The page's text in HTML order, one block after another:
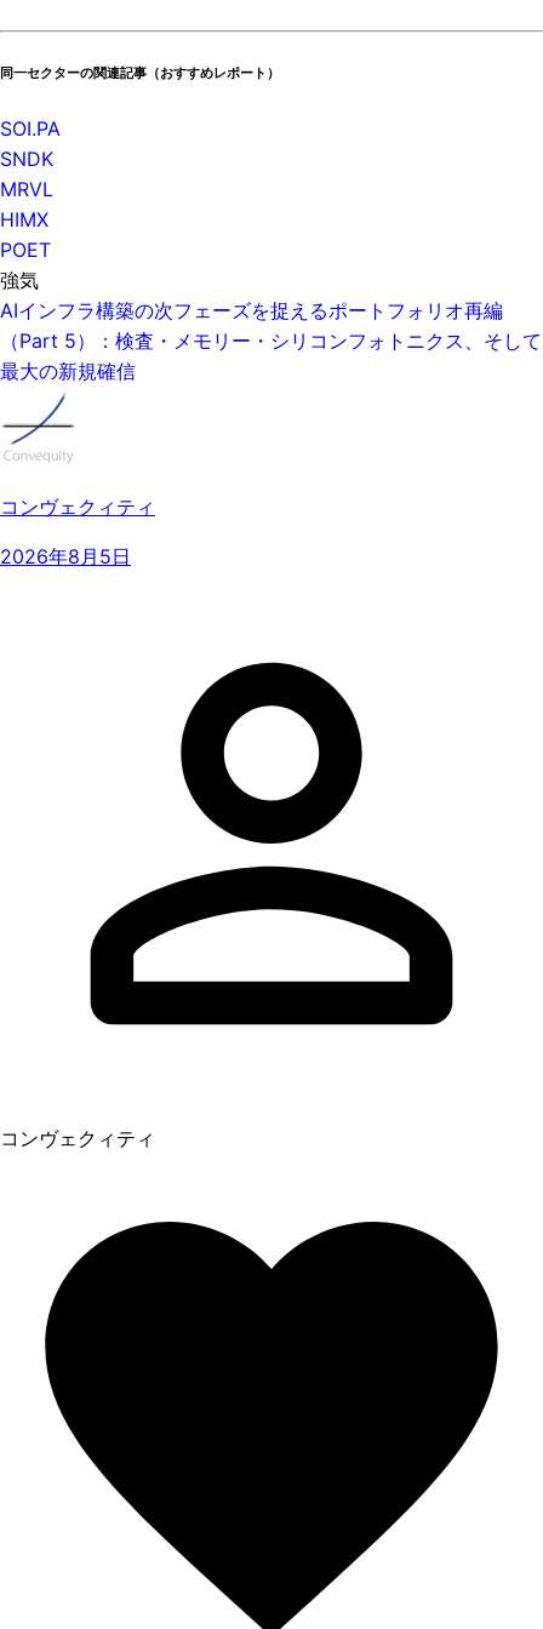
同一セクターの関連記事（おすすめレポート）
SOI.PA
SNDK
MRVL
HIMX
POET
強気
AIインフラ構築の次フェーズを捉えるポートフォリオ再編
（Part 5）：検査・メモリー・シリコンフォトニクス、そして
最大の新規確信
コンヴェクィティ
2026年8月5日
コンヴェクィティ